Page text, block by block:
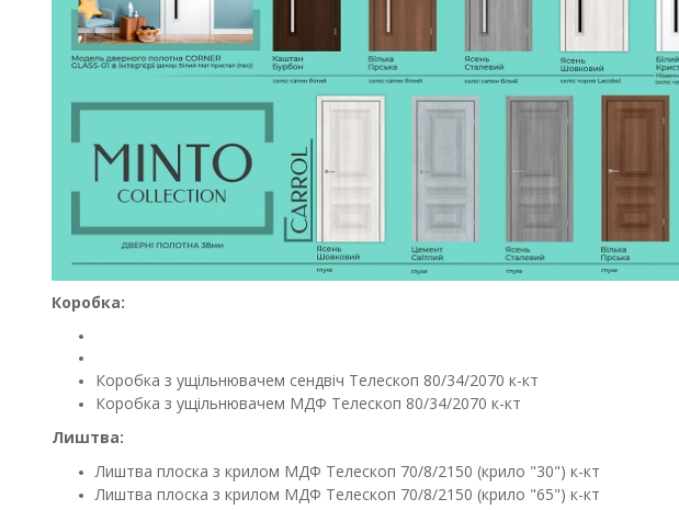
Коробка:
Коробка з ущільнювачем сендвіч Телескоп 80/34/2070 к-кт
Коробка з ущільнювачем МДФ Телескоп 80/34/2070 к-кт
Лиштва:
Лиштва плоска з крилом МДФ Телескоп 70/8/2150 (крило "30") к-кт
Лиштва плоска з крилом МДФ Телескоп 70/8/2150 (крило "65") к-кт